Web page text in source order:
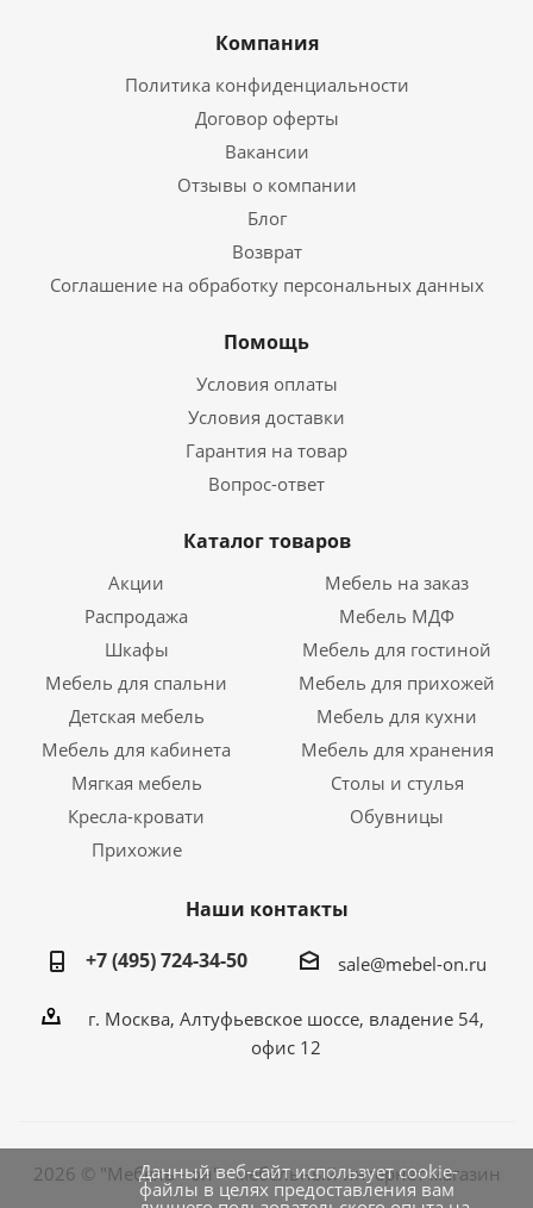
Компания
Политика конфиденциальности
Договор оферты
Вакансии
Отзывы о компании
Блог
Возврат
Соглашение на обработку персональных данных
Помощь
Условия оплаты
Условия доставки
Гарантия на товар
Вопрос-ответ
Каталог товаров
Акции
Мебель на заказ
Распродажа
Мебель МДФ
Шкафы
Мебель для гостиной
Мебель для спальни
Мебель для прихожей
Детская мебель
Мебель для кухни
Мебель для кабинета
Мебель для хранения
Мягкая мебель
Столы и стулья
Кресла-кровати
Обувницы
Прихожие
Наши контакты
+7 (495) 724-34-50
sale@mebel-on.ru
г. Москва, Алтуфьевское шоссе, владение 54,
офис 12
2026 © "Мебель - он" - мебельный интернет магазин
Данный веб-сайт использует cookie-
файлы в целях предоставления вам